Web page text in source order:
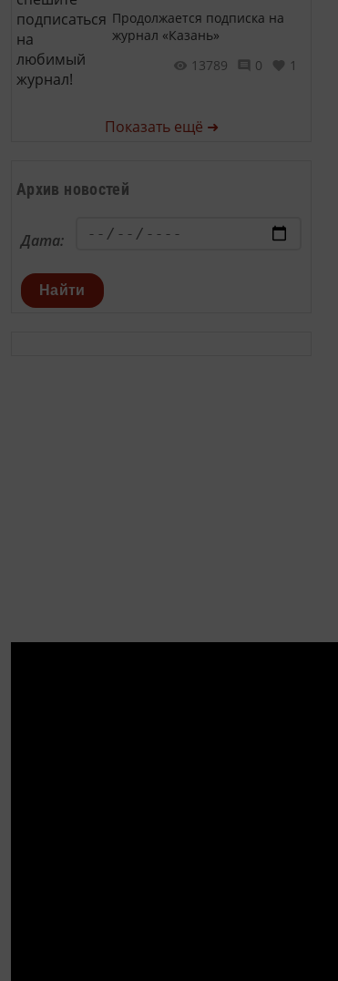
Продолжается подписка на
журнал «Казань»
13789
0 1
Показать ещё ➜
Архив новостей
Дата:
Найти